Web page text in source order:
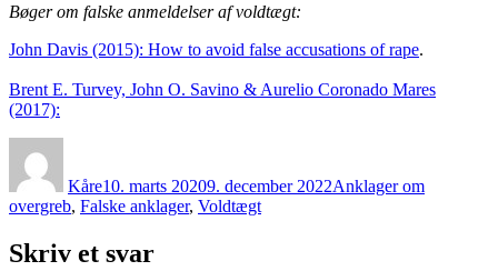
Bøger om falske anmeldelser af voldtægt:
John Davis (2015): How to avoid false accusations of rape.
Brent E. Turvey, John O. Savino & Aurelio Coronado Mares
(2017):
Kåre10. marts 20209. december 2022Anklager om
overgreb, Falske anklager, Voldtægt
Skriv et svar